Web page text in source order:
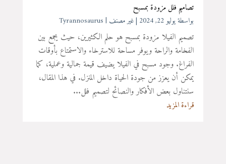
تصاميم فلل مزودة بمسبح
بواسطة ‪ Tyrannosaurus يوليو 22, 2024 |غير مصنف
تصميم الفيلا مزودة بمسبح هو حلم الكثيرين، حيث يجمع بين
الفخامة والراحة ويوفر مساحة للاسترخاء والاستمتاع بأوقات
الفراغ. وجود مسبح في الفيلا يضيف قيمة جمالية وعملية، كما
يمكن أن يعزز من جودة الحياة داخل المنزل. في هذا المقال،
سنتناول بعض الأفكار والنصائح لتصميم فلل...
قراءة المزيد